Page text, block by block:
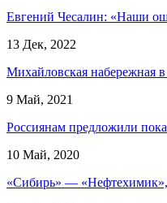
Евгений Чесалин: «Наши
13 Дек, 2022
Михайловская набережная
9 Май, 2021
Россиянам предложили
10 Май, 2020
«Сибирь» —